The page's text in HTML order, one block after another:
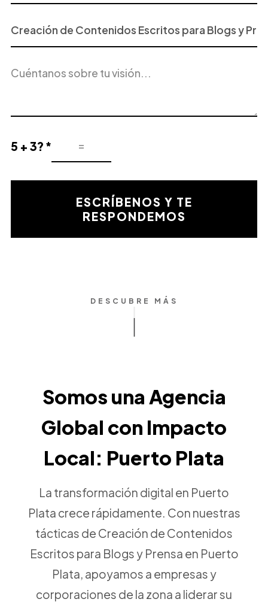
o
Servicio
Interés
del
5 + 3? *
Resultado
la
ESCRÍBENOS Y TE
RESPONDEMOS
DESCUBRE MÁS
Somos una Agencia
Global con Impacto
Local: Puerto Plata
La transformación digital en Puerto
Plata crece rápidamente. Con nuestras
tácticas de Creación de Contenidos
Escritos para Blogs y Prensa en Puerto
Plata, apoyamos a empresas y
corporaciones de la zona a liderar su